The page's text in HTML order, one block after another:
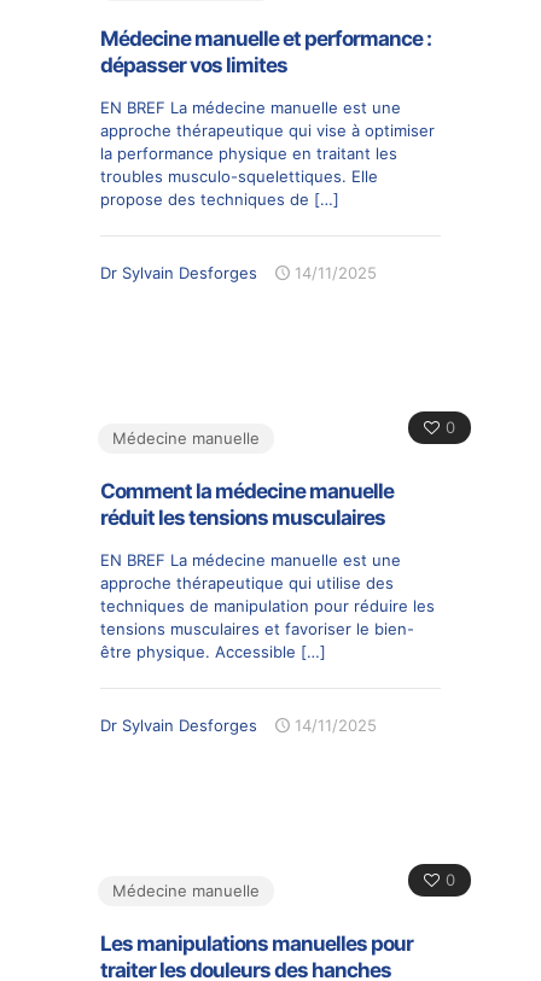
Médecine manuelle et performance :
dépasser vos limites
EN BREF La médecine manuelle est une
approche thérapeutique qui vise à optimiser
la performance physique en traitant les
troubles musculo-squelettiques. Elle
propose des techniques de […]
Dr Sylvain Desforges 14/11/2025
0
Médecine manuelle
Comment la médecine manuelle
réduit les tensions musculaires
EN BREF La médecine manuelle est une
approche thérapeutique qui utilise des
techniques de manipulation pour réduire les
tensions musculaires et favoriser le bien-
être physique. Accessible […]
Dr Sylvain Desforges 14/11/2025
0
Médecine manuelle
Les manipulations manuelles pour
traiter les douleurs des hanches